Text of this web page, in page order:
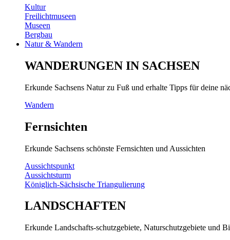
Kultur
Freilichtmuseen
Museen
Bergbau
Natur & Wandern
WANDERUNGEN IN SACHSEN
Erkunde Sachsens Natur zu Fuß und erhalte Tipps für deine
Wandern
Fernsichten
Erkunde Sachsens schönste Fernsichten und Aussichten
Aussichtspunkt
Aussichtsturm
Königlich-Sächsische Triangulierung
LANDSCHAFTEN
Erkunde Landschafts-schutzgebiete, Naturschutzgebiete und